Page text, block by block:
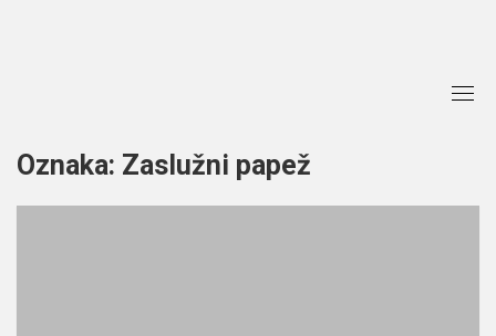
Oznaka: Zaslužni papež